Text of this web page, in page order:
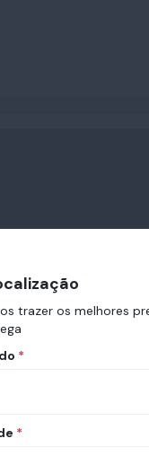
trazer os melhores
*
*